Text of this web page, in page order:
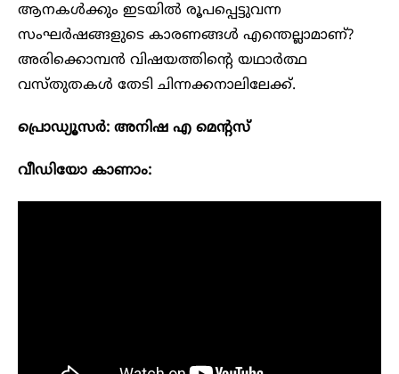
ആനകൾക്കും ഇടയിൽ രൂപപ്പെട്ടുവന്ന
സംഘർഷങ്ങളുടെ കാരണങ്ങൾ എന്തെല്ലാമാണ്?
അരിക്കൊമ്പൻ വിഷയത്തിന്റെ യഥാർത്ഥ
വസ്തുതകൾ തേടി ചിന്നക്കനാലിലേക്ക്.
പ്രൊഡ്യൂസർ: അനിഷ എ മെന്റസ്
വീഡിയോ കാണാം: